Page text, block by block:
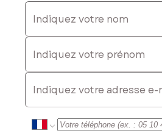
Indiquez votre nom
Indiquez votre prénom
E-mail